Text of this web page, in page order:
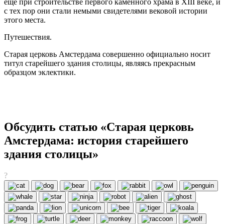
еще при строительстве первого каменного храма в XIII веке, и
с тех пор они стали немыми свидетелями вековой истории
этого места.
Путешествия.
Старая церковь Амстердама совершенно официально носит
титул старейшего здания столицы, являясь прекрасным
образцом эклектики.
Обсудить статью «Старая церковь
Амстердама: история старейшего
здания столицы»
?